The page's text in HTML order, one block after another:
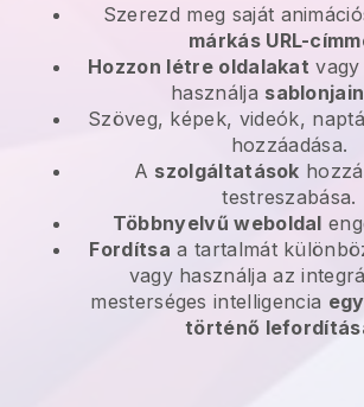
Szerezd meg saját
márkás URL-
Hozzon létre oldalakat
használja
Szöveg, képek, videók,
hozzáadása.
A szolgáltatások
testreszabása.
Többnyelvű weboldal
Fordítsa a tartalmát
vagy használja az
mesterséges intelligencia
történő